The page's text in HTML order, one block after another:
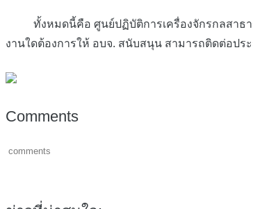
ทั้งหมดนี้คือ ศูนย์ปฏิบัติการเครื่องจักรกลสาธาร
งานใดต้องการให้ อบจ. สนับสนุน สามารถติดต่อปร
Comments
comments